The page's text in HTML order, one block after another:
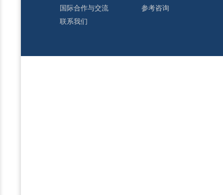
国际合作与交流
联系我们
参考咨询